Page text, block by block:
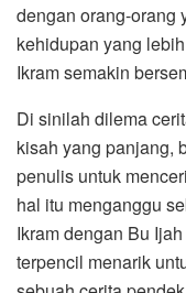
dengan orang-orang
kehidupan yang
Ikram semakin
Di sinilah dilema
kisah yang panjang,
penulis untuk
hal itu menganggu
Ikram dengan Bu
terpencil menarik